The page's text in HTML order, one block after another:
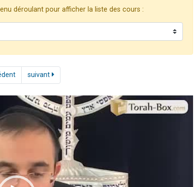
déroulant pour afficher la liste des cours :
suivant